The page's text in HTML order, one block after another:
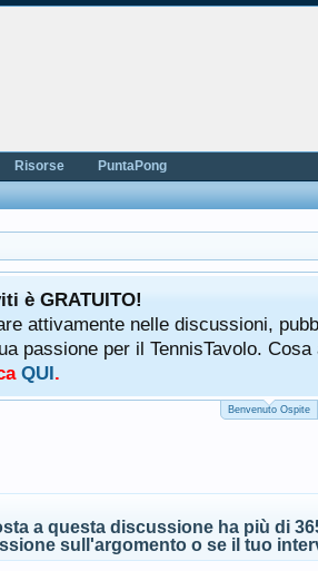
è GRATUITO!
attivamente nelle discussioni,
passione per il TennisTavolo.
QUI.
Benvenuto Ospite
a questa discussione ha più di
sull'argomento o se il tuo
Risorse PuntaPong